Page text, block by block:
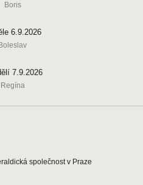
Boris
6.9.2026
Boleslav
7.9.2026
Regína
společnost v Praze